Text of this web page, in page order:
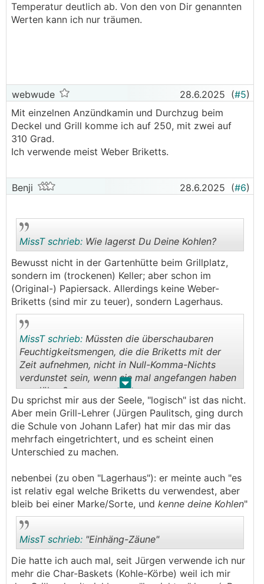
Temperatur deutlich ab. Von den von Dir genannten
Werten kann ich nur träumen.
webwude 28.6.2025 (#5)
Mit einzelnen Anzündkamin und Durchzug beim
Deckel und Grill komme ich auf 250, mit zwei auf
310 Grad.
Ich verwende meist Weber Briketts.
Benji 28.6.2025 (#6)
..
MissT schrieb: Wie lagerst Du Deine Kohlen?
Bewusst nicht in der Gartenhütte beim Grillplatz,
sondern im (trockenen) Keller; aber schon im
(Original-) Papiersack. Allerdings keine Weber-
Briketts (sind mir zu teuer), sondern Lagerhaus.
. .
MissT schrieb: Müssten die überschaubaren
Feuchtigkeitsmengen, die die Briketts mit der
Zeit aufnehmen, nicht in Null-Komma-Nichts
verdunstet sein, wenn sie mal angefangen haben
zu glühen?
Du sprichst mir aus der Seele, "logisch" ist das nicht.
Aber mein Grill-Lehrer (Jürgen Paulitsch, ging durch
die Schule von Johann Lafer) hat mir das mir das
mehrfach eingetrichtert, und es scheint einen
Unterschied zu machen.
nebenbei (zu oben "Lagerhaus"): er meinte auch "es
ist relativ egal welche Briketts du verwendest, aber
bleib bei einer Marke/Sorte, und kenne deine Kohlen"
MissT schrieb: "Einhäng-Zäune"
Die hatte ich auch mal, seit Jürgen verwende ich nur
mehr die Char-Baskets (Kohle-Körbe) weil ich mir